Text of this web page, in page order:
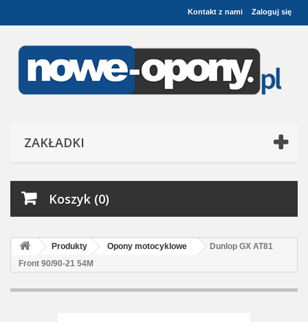
Zaloguj się
Kontakt z nami
ZAKŁADKI
Koszyk (0)
Produkty Opony motocyklowe
Dunlop GX AT81
Front 90/90-21 54M